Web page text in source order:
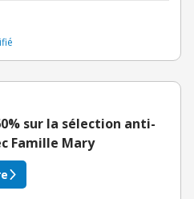
sur la sélection anti-
Famille Mary